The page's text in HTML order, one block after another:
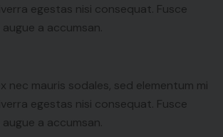
egestas nisi consequat. Fusce
a accumsan.
nec mauris sodales, sed elementum mi
egestas nisi consequat. Fusce
a accumsan.